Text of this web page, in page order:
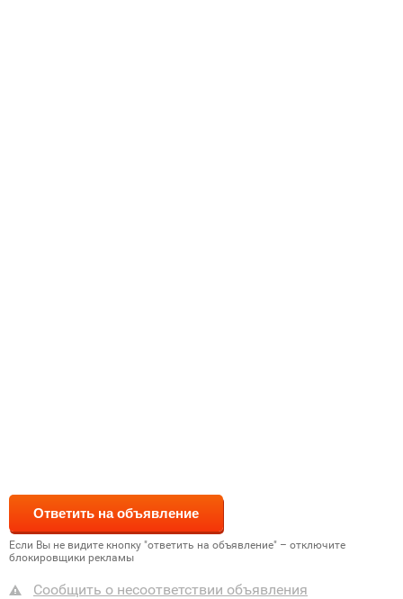
Если Вы не видите кнопку "ответить на объявление" – отключите
блокировщики рекламы
Сообщить о несоответствии объявления